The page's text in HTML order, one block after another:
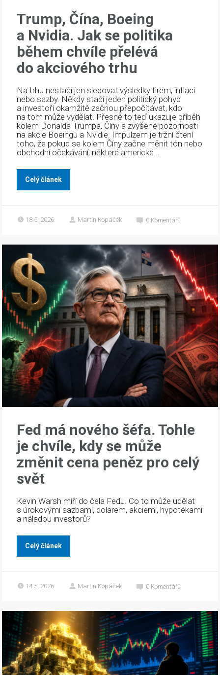
Trump, Čína, Boeing
a Nvidia. Jak se politika
během chvíle přelévá
do akciového trhu
Na trhu nestačí jen sledovat výsledky firem, inflaci
nebo sazby. Někdy stačí jeden politický pohyb
a investoři okamžitě začnou přepočítávat, kdo
na tom může vydělat. Přesně to teď ukazuje příběh
kolem Donalda Trumpa, Číny a zvýšené pozornosti
na akcie Boeingu a Nvidie. Impulzem je tržní čtení
toho, že pokud se kolem Číny začne měnit tón nebo
obchodní očekávání, některé americké...
Celý článek
18.5. 2026 Martin Kopáček 0 Komentářů
Fed má nového šéfa. Tohle
je chvíle, kdy se může
změnit cena peněz pro celý
svět
Kevin Warsh míří do čela Fedu. Co to může udělat
s úrokovými sazbami, dolarem, akciemi, hypotékami
a náladou investorů?
Celý článek
14.5. 2026 Martin Kopáček 0 Komentářů